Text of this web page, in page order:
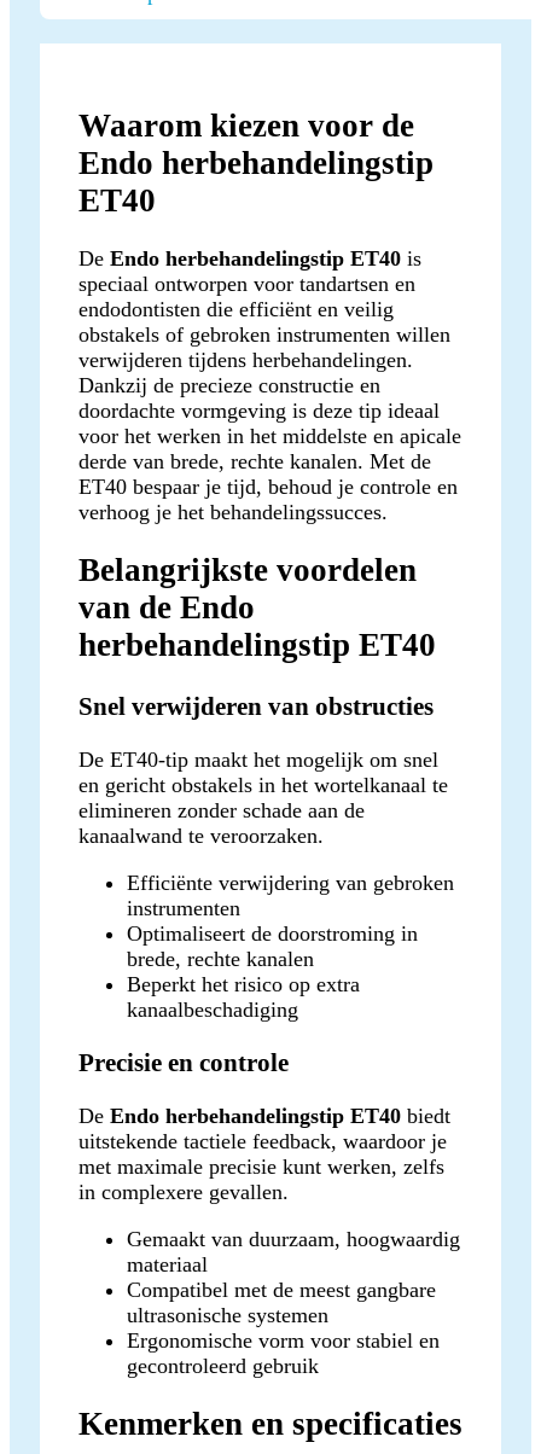
Waarom kiezen voor de
Endo herbehandelingstip
ET40
De Endo herbehandelingstip ET40 is
speciaal ontworpen voor tandartsen en
endodontisten die efficiënt en veilig
obstakels of gebroken instrumenten willen
verwijderen tijdens herbehandelingen.
Dankzij de precieze constructie en
doordachte vormgeving is deze tip ideaal
voor het werken in het middelste en apicale
derde van brede, rechte kanalen. Met de
ET40 bespaar je tijd, behoud je controle en
verhoog je het behandelingssucces.
Belangrijkste voordelen
van de Endo
herbehandelingstip ET40
Snel verwijderen van obstructies
De ET40-tip maakt het mogelijk om snel
en gericht obstakels in het wortelkanaal te
elimineren zonder schade aan de
kanaalwand te veroorzaken.
Efficiënte verwijdering van gebroken
instrumenten
Optimaliseert de doorstroming in
brede, rechte kanalen
Beperkt het risico op extra
kanaalbeschadiging
Precisie en controle
De Endo herbehandelingstip ET40 biedt
uitstekende tactiele feedback, waardoor je
met maximale precisie kunt werken, zelfs
in complexere gevallen.
Gemaakt van duurzaam, hoogwaardig
materiaal
Compatibel met de meest gangbare
ultrasonische systemen
Ergonomische vorm voor stabiel en
gecontroleerd gebruik
Kenmerken en specificaties